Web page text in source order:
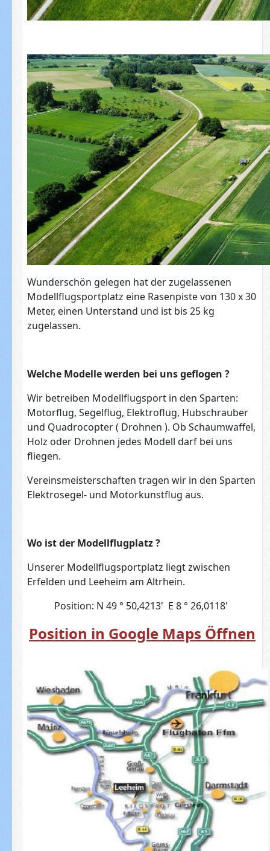
Wunderschön gelegen hat der zugelassenen
Modellflugsportplatz eine Rasenpiste von 130 x 30
Meter, einen Unterstand und ist bis 25 kg
zugelassen.
Welche Modelle werden bei uns geflogen ?
Wir betreiben Modellflugsport in den Sparten:
Motorflug, Segelflug, Elektroflug, Hubschrauber
und Quadrocopter ( Drohnen ). Ob Schaumwaffel,
Holz oder Drohnen jedes Modell darf bei uns
fliegen.
Vereinsmeisterschaften tragen wir in den Sparten
Elektrosegel- und Motorkunstflug aus.
Wo ist der Modellflugplatz ?
Unserer Modellflugsportplatz liegt zwischen
Erfelden und Leeheim am Altrhein.
Position: N 49 ° 50,4213' E 8 ° 26,0118'
Position in Google Maps Öffnen